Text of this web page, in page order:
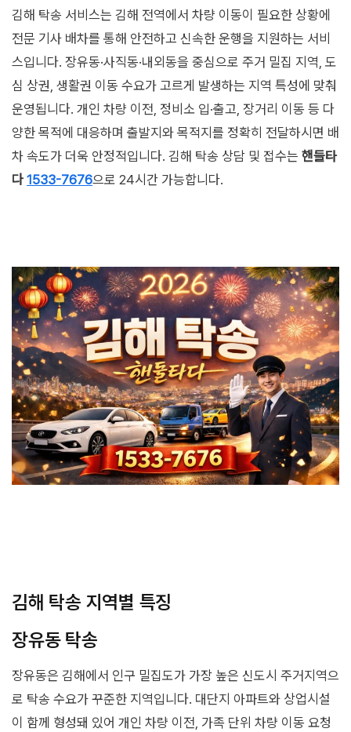
김해 탁송 서비스는 김해 전역에서 차량 이동이 필요한 상황에
전문 기사 배차를 통해 안전하고 신속한 운행을 지원하는 서비
스입니다. 장유동·사직동·내외동을 중심으로 주거 밀집 지역, 도
심 상권, 생활권 이동 수요가 고르게 발생하는 지역 특성에 맞춰
운영됩니다. 개인 차량 이전, 정비소 입·출고, 장거리 이동 등 다
양한 목적에 대응하며 출발지와 목적지를 정확히 전달하시면 배
차 속도가 더욱 안정적입니다. 김해 탁송 상담 및 접수는 핸들타
다 1533-7676으로 24시간 가능합니다.
김해 탁송 지역별 특징
장유동 탁송
장유동은 김해에서 인구 밀집도가 가장 높은 신도시 주거지역으
로 탁송 수요가 꾸준한 지역입니다. 대단지 아파트와 상업시설
이 함께 형성돼 있어 개인 차량 이전, 가족 단위 차량 이동 요청